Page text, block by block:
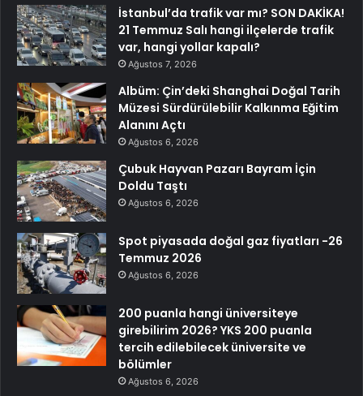
İstanbul’da trafik var mı? SON DAKİKA!
21 Temmuz Salı hangi ilçelerde trafik
var, hangi yollar kapalı?
Ağustos 7, 2026
Albüm: Çin’deki Shanghai Doğal Tarih
Müzesi Sürdürülebilir Kalkınma Eğitim
Alanını Açtı
Ağustos 6, 2026
Çubuk Hayvan Pazarı Bayram İçin
Doldu Taştı
Ağustos 6, 2026
Spot piyasada doğal gaz fiyatları -26
Temmuz 2026
Ağustos 6, 2026
200 puanla hangi üniversiteye
girebilirim 2026? YKS 200 puanla
tercih edilebilecek üniversite ve
bölümler
Ağustos 6, 2026